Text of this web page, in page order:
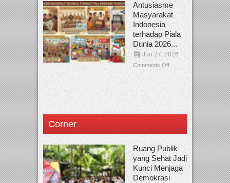
Antusiasme
Masyarakat
Indonesia
terhadap Piala
Dunia 2026...
Jun 27, 2026
Comments Off
Corner
Ruang Publik
yang Sehat Jadi
Kunci Menjaga
Demokrasi